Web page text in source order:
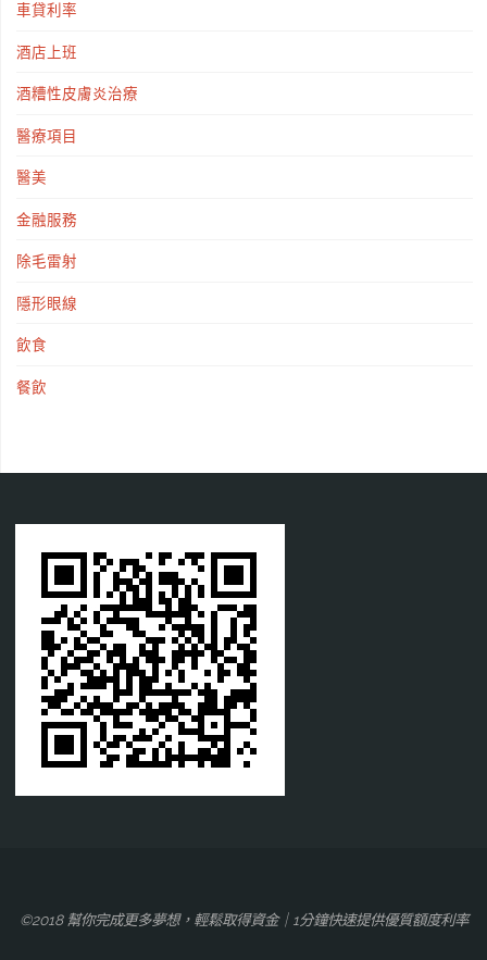
車貸利率
酒店上班
酒糟性皮膚炎治療
醫療項目
醫美
金融服務
除毛雷射
隱形眼線
飲食
餐飲
©2018 幫你完成更多夢想，輕鬆取得資金｜1分鐘快速提供優質額度利率‎